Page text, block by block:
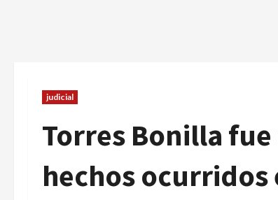
judicial
Torres Bonilla
hechos ocurridos